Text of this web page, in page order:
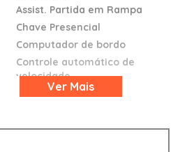
Assist. Partida em Rampa
Chave Presencial
Computador de bordo
Controle automático de
velocidade
Faróis c/ Acendimento Aut.
Monitoramento de Pressâo
Ver Mais